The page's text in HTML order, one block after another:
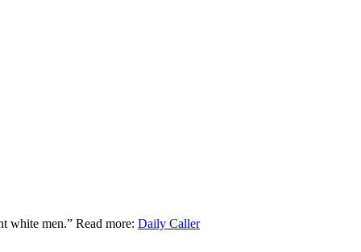
white men.” Read more: Daily Caller